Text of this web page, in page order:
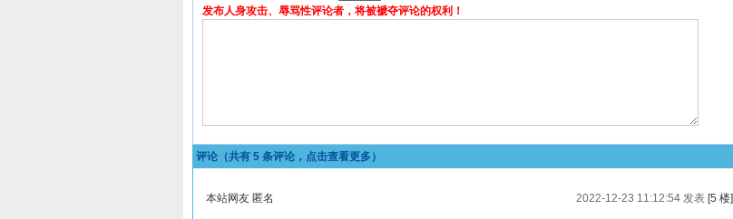
发布人身攻击、辱骂性评论者，将被褫夺评论的权利！
评论（共有 5 条评论，点击查看更多）
本站网友 匿名 2022-12-23 11:12:54 发表[5 楼]